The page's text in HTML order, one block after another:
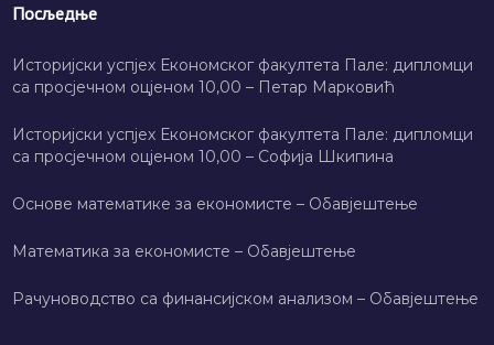
Посљедње
Историјски успјех Економског факултета Пале: дипломци
са просјечном оцјеном 10,00 – Петар Марковић
Историјски успјех Економског факултета Пале: дипломци
са просјечном оцјеном 10,00 – Софија Шкипина
Основе математике за економисте – Обавјештење
Математика за економисте – Обавјештење
Рачуноводство са финансијском анализом – Обавјештење